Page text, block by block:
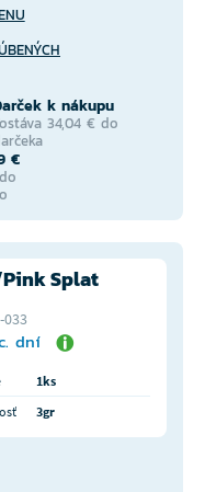
k nákupu
34,04 € do
€
Pink Splat
033
dní
1ks
3gr